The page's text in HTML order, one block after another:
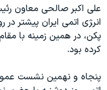
علی اکبر صالحی معاون
انر‍ژی اتمی ایران پیشتر
پکن، در همین زمینه با
کرده بود.
پنجاه و نهمین نشست